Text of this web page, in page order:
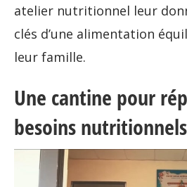
atelier nutritionnel leur
clés d’une alimentation
leur famille.
Une cantine pour
besoins